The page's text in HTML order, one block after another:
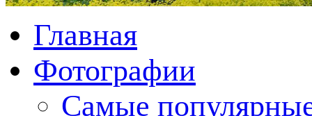
Главная
Фотографии
Cамые